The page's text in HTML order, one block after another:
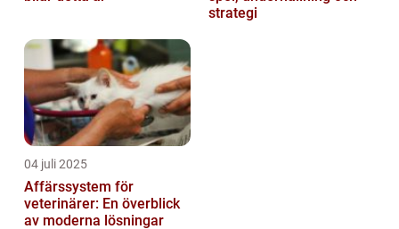
strategi
04 juli 2025
Affärssystem för
veterinärer: En överblick
av moderna lösningar